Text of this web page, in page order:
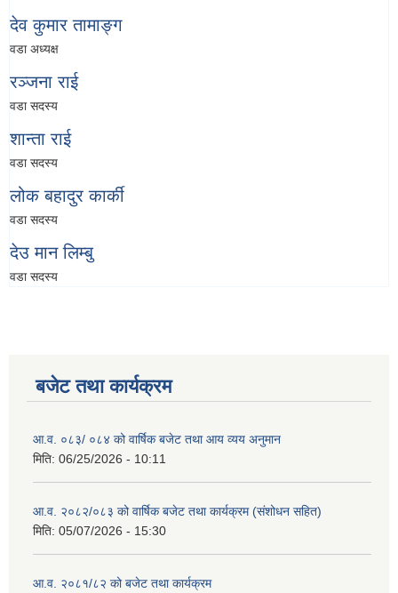
देव कुमार तामाङ्ग
वडा अध्यक्ष
रञ्जना राई
वडा सदस्य
शान्ता राई
वडा सदस्य
लोक बहादुर कार्की
वडा सदस्य
देउ मान लिम्बु
वडा सदस्य
बजेट तथा कार्यक्रम
आ.व. ०८३/ ०८४ को वार्षिक बजेट तथा आय व्यय अनुमान
मिति: 06/25/2026 - 10:11
आ.व. २०८२/०८३ को वार्षिक बजेट तथा कार्यक्रम (संशोधन सहित)
मिति: 05/07/2026 - 15:30
आ.व. २०८१/८२ को बजेट तथा कार्यक्रम